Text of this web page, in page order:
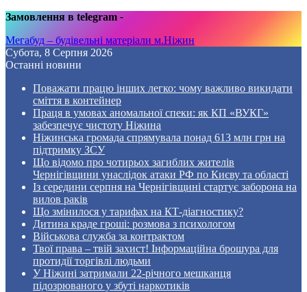
Замовлення в telegram -
Мегабуд – будівельні матеріали м.Ніжин
Субота, 8 Серпня 2026
Останні новини
Поважати працю інших легко: чому важливо викидати
сміття в контейнер
Праця в умовах аномальної спеки: як КП «ВУКГ»
забезпечує чистоту Ніжина
Ніжинська громада спрямувала понад 613 млн грн на
підтримку ЗСУ
Що відомо про чотирьох загиблих жителів
Чернігівщини унаслідок атаки РФ по Києву та області
Із середини серпня на Чернігівщині стартує заборона на
вилов раків
Що змінилося у тарифах на КТ-діагностику?
Дитина краде гроші: розмова з психологом
Військова служба за контрактом
Твої права – твій захист! Інформаційна брошура для
протидії торгівлі людьми
У Ніжині затримали 22-річного мешканця
підозрюваного у збуті наркотиків